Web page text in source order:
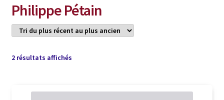
Compte
Conditions de Vente
Connection
Listes d’Envies
Philippe Pétain
2 résultats affichésTrié
récent